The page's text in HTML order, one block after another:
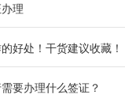
理
好处！干货建议收藏！
要办理什么签证？